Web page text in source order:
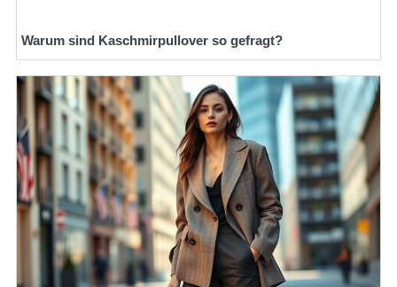
Warum sind Kaschmirpullover so gefragt?